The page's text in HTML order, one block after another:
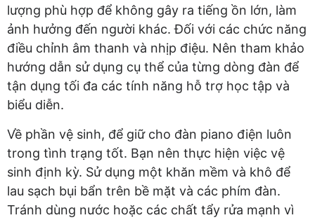
lượng phù hợp để không gây ra tiếng ồn lớn, làm
ảnh hưởng đến người khác. Đối với các chức năng
điều chỉnh âm thanh và nhịp điệu. Nên tham khảo
hướng dẫn sử dụng cụ thể của từng dòng đàn để
tận dụng tối đa các tính năng hỗ trợ học tập và
biểu diễn.
Về phần vệ sinh, để giữ cho đàn piano điện luôn
trong tình trạng tốt. Bạn nên thực hiện việc vệ
sinh định kỳ. Sử dụng một khăn mềm và khô để
lau sạch bụi bẩn trên bề mặt và các phím đàn.
Tránh dùng nước hoặc các chất tẩy rửa mạnh vì